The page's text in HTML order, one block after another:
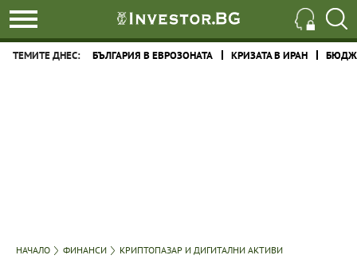
ТЕМИТЕ ДНЕС: БЪЛГАРИЯ В ЕВРОЗОНАТА КРИЗАТА В ИРАН
НАЧАЛО ФИНАНСИ КРИПТОПАЗАР И ДИГИТАЛНИ АКТИВИ